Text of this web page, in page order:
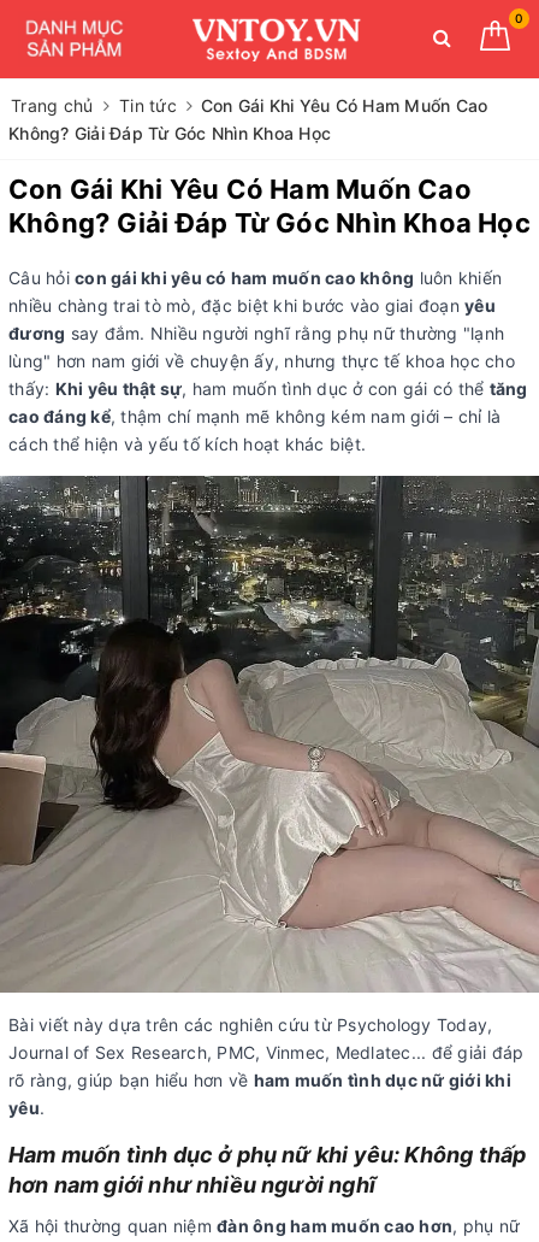
0
Trang chủ Tin tức
Con Gái Khi Yêu Có Ham Muốn Cao
Không? Giải Đáp Từ Góc Nhìn Khoa Học
Con Gái Khi Yêu Có Ham Muốn Cao
Không? Giải Đáp Từ Góc Nhìn Khoa Học
Câu hỏi con gái khi yêu có ham muốn cao không luôn khiến
nhiều chàng trai tò mò, đặc biệt khi bước vào giai đoạn yêu
đương say đắm. Nhiều người nghĩ rằng phụ nữ thường "lạnh
lùng" hơn nam giới về chuyện ấy, nhưng thực tế khoa học cho
thấy: Khi yêu thật sự, ham muốn tình dục ở con gái có thể tăng
cao đáng kể, thậm chí mạnh mẽ không kém nam giới – chỉ là
cách thể hiện và yếu tố kích hoạt khác biệt.
Bài viết này dựa trên các nghiên cứu từ Psychology Today,
Journal of Sex Research, PMC, Vinmec, Medlatec... để giải đáp
rõ ràng, giúp bạn hiểu hơn về ham muốn tình dục nữ giới khi
yêu.
Ham muốn tình dục ở phụ nữ khi yêu: Không thấp
hơn nam giới như nhiều người nghĩ
Xã hội thường quan niệm đàn ông ham muốn cao hơn, phụ nữ